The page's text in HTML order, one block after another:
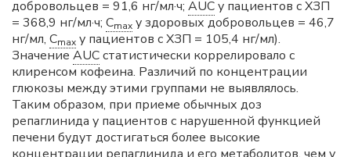
добровольцев = 91,6 нг/мл·ч; AUCу пациентов с ХЗП
= 368,9 нг/мл·ч; Cmax у здоровых добровольцев = 46,7
нг/мл, Cmax у пациентов с ХЗП = 105,4 нг/мл).
Значение AUCстатистически коррелировало с
клиренсом кофеина. Различий по концентрации
глюкозы между этими группами не выявлялось.
Таким образом, при приеме обычных доз
репаглинида у пациентов с нарушенной функцией
печени будут достигаться более высокие